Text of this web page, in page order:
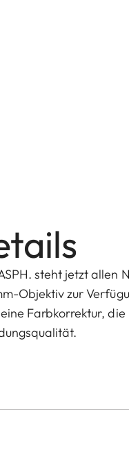
steht jetzt allen
Objektiv zur
Farbkorrektur,